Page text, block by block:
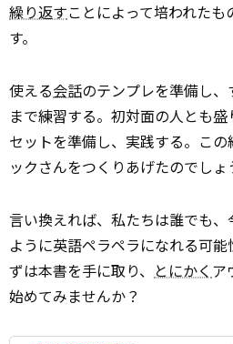
繰り返すことによって培われた
す。
使える会話のテンプレを準備し
まで練習する。初対面の人とも
セットを準備し、実践する。こ
ックさんをつくりあげたのでしょ
言い換えれば、私たちは誰でも
ように英語ペラペラになれる可
ずは本書を手に取り、 とにかく ア
始めてみませんか？